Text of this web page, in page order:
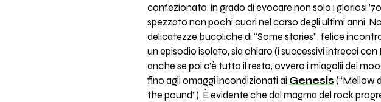
confezionato, in grado di evocare non solo i gloriosi
spezzato non pochi cuori nel corso degli ultimi anni.
delicatezze bucoliche di “Some stories”, felice
un episodio isolato, sia chiaro (i successivi intrecci con
anche se poi c’è tutto il resto, ovvero i miagolii dei
fino agli omaggi incondizionati ai Genesis (“Mellow
the pound”). È evidente che dal magma del rock